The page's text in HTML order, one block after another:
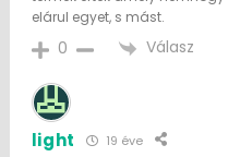
elárul egyet, s mást.
0 Válasz
light 19 éve